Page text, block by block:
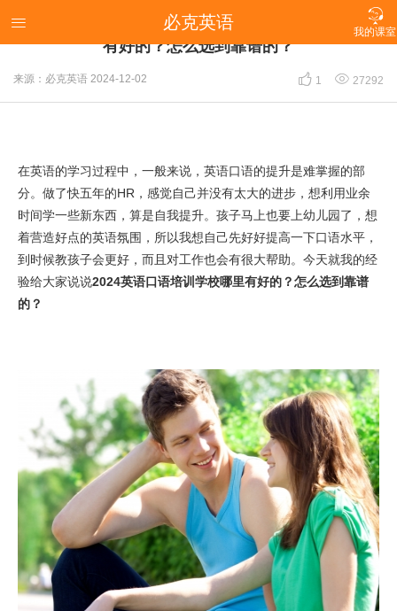

我的课室
 必克英语
【我的真实情况说说】2024英语口语培训学校哪里
有好的？怎么选到靠谱的？
来源：必克英语 2024-12-02  1  27292
在英语的学习过程中，一般来说，英语口语的提升是难掌握的部
分。做了快五年的HR，感觉自己并没有太大的进步，想利用业余
时间学一些新东西，算是自我提升。孩子马上也要上幼儿园了，想
着营造好点的英语氛围，所以我想自己先好好提高一下口语水平，
到时候教孩子会更好，而且对工作也会有很大帮助。今天就我的经
验给大家说说2024英语口语培训学校哪里有好的？怎么选到靠谱
的？